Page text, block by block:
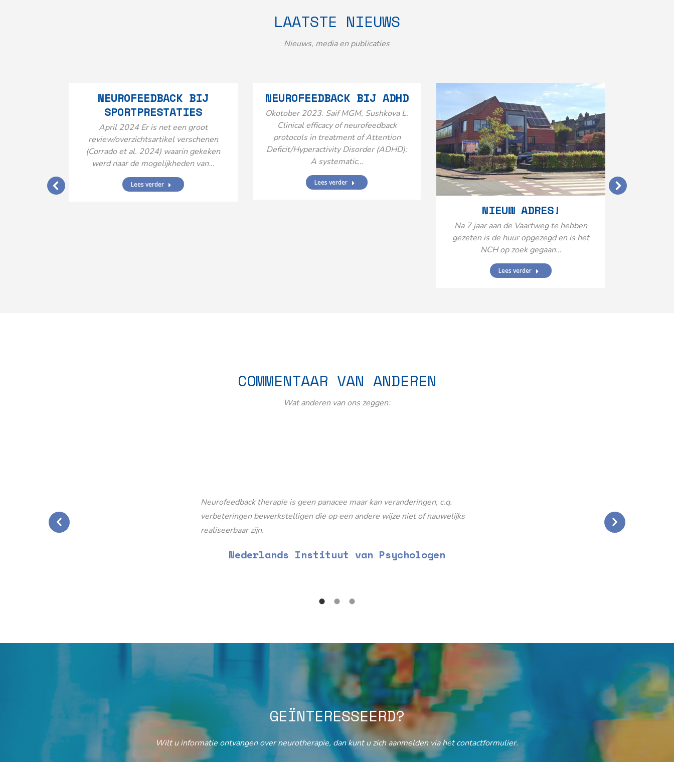
LAATSTE NIEUWS
Nieuws, media en publicaties
NEUROFEEDBACK BIJ
SPORTPRESTATIES
April 2024 Er is net een groot
review/overzichtsartikel verschenen
(Corrado et al. 2024) waarin gekeken
werd naar de mogelijkheden van…
Lees verder
NEUROFEEDBACK BIJ ADHD
Okotober 2023. Saif MGM, Sushkova L.
Clinical efficacy of neurofeedback
protocols in treatment of Attention
Deficit/Hyperactivity Disorder (ADHD):
A systematic…
Lees verder
NIEUW ADRES!
Na 7 jaar aan de Vaartweg te hebben
gezeten is de huur opgezegd en is het
NCH op zoek gegaan…
Lees verder
COMMENTAAR VAN ANDEREN
Wat anderen van ons zeggen:
Neurofeedback therapie is geen panacee maar kan veranderingen, c.q.
verbeteringen bewerkstelligen die op een andere wijze niet of nauwelijks
realiseerbaar zijn.
Nederlands Instituut van Psychologen
GEÏNTERESSEERD?
Wilt u informatie ontvangen over neurotherapie, dan kunt u zich aanmelden via het contactformulier.